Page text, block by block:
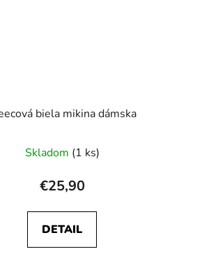
biela mikina dámska
Skladom (1 ks)
€25,90
DETAIL